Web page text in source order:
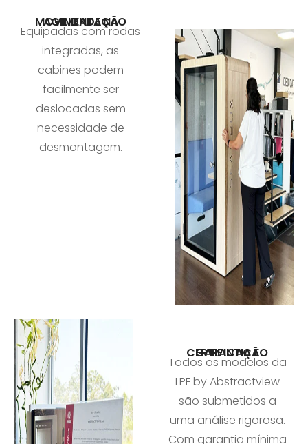
AGILIDADE NA MOVIMENTAÇÃO
Equipadas com rodas
integradas, as
cabines podem
facilmente ser
deslocadas sem
necessidade de
desmontagem.
GARANTIA E CERTIFICAÇÃO
Todos os modelos da
LPF by Abstractview
são submetidos a
uma análise rigorosa.
Com garantia mínima